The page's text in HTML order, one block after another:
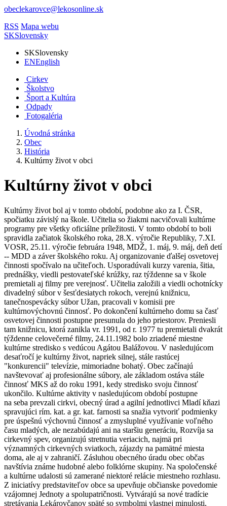
obeclekarovce@lekosonline.sk
RSS Mapa webu
SKSlovensky
SKSlovensky
ENEnglish
Cirkev
Školstvo
Šport a Kultúra
Odpady
Fotogaléria
Úvodná stránka
Obec
História
Kultúrny život v obci
Kultúrny život v obci
Kultúrny život bol aj v tomto období, podobne ako za I. ČSR,
spočiatku závislý na škole. Učitelia so žiakmi nacvičovali kultúrne
programy pre všetky oficiálne príležitosti. V tomto období to boli
spravidla začiatok školského roka, 28.X. výročie Republiky, 7.XI.
VOSR, 25.11. výročie februára 1948, MDŽ, 1. máj, 9. máj, deň detí
-- MDD a záver školského roku. Aj organizovanie ďalšej osvetovej
činnosti spočívalo na učiteľoch. Usporadúvali kurzy varenia, šitia,
prednášky, viedli pestovateľské krúžky, raz týždenne sa v škole
premietali aj filmy pre verejnosť. Učitelia založili a viedli ochotnícky
divadelný súbor v šesťdesiatych rokoch, verejnú knižnicu,
tanečnospevácky súbor Užan, pracovali v komisii pre
kultúrnovýchovnú činnosť. Po dokončení kultúrneho domu sa časť
osvetovej činnosti postupne presunula do jeho priestorov. Preniesli
tam knižnicu, ktorá zanikla vr. 1991, od r. 1977 tu premietali dvakrát
týždenne celovečerné filmy, 24.11.1982 bolo zriadené miestne
kultúrne stredisko s vedúcou Agátou Balážovou. V nasledujúcom
desaťročí je kultúrny život, napriek silnej, stále rastúcej
"konkurencii" televízie, mimoriadne bohatý. Obec začínajú
navštevovať aj profesionálne súbory, ale základom ostáva stále
činnosť MKS až do roku 1991, kedy stredisko svoju činnosť
ukončilo. Kultúrne aktivity v nasledujúcom období postupne
na seba prevzali cirkvi, obecný úrad a agilní jednotlivci Mladí kňazi
spravujúci rím. kat. a gr. kat. farnosti sa snažia vytvoriť podmienky
pre úspešnú výchovnú činnosť a zmysluplné využívanie voľného
času mladých, ale nezabúdajú ani na staršiu generáciu, Rozvíja sa
cirkevný spev, organizujú stretnutia veriacich, najmä pri
významných cirkevných sviatkoch, zájazdy na pamätné miesta
doma, ale aj v zahraničí. Zásluhou obecného úradu obec občas
navštívia známe hudobné alebo folklórne skupiny. Na spoločenské
a kultúrne udalosti sú zamerané niektoré relácie miestneho rozhlasu.
Z iniciatívy predstaviteľov obce sa upevňuje občianske povedomie
vzájomnej Jednoty a spolupatričnosti. Vytvárajú sa nové tradície
stretávania Lekárovčanov späté so symbolmi vlastnej minulosti,